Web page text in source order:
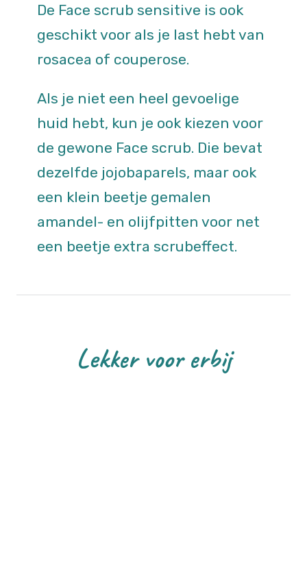
De Face scrub sensitive is ook
geschikt voor als je last hebt van
rosacea of couperose.
Als je niet een heel gevoelige
huid hebt, kun je ook kiezen voor
de gewone Face scrub. Die bevat
dezelfde jojobaparels, maar ook
een klein beetje gemalen
amandel- en olijfpitten voor net
een beetje extra scrubeffect.
Lekker voor erbij